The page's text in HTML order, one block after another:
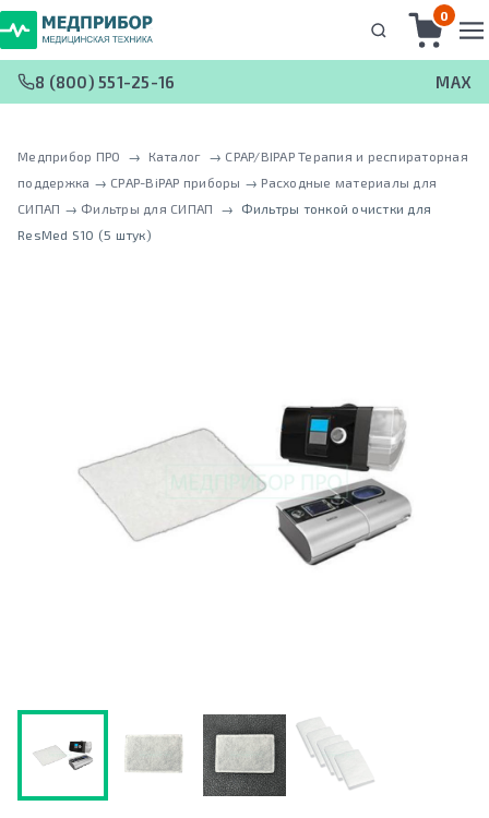
0
8 (800) 551-25-16 MAX
Медприбор ПРО → Каталог → CPAP/BIPAP Терапия и респираторная
поддержка → CPAP-BiPAP приборы → Расходные материалы для
СИПАП → Фильтры для СИПАП →
Фильтры тонкой очистки для
ResMed S10 (5 штук)